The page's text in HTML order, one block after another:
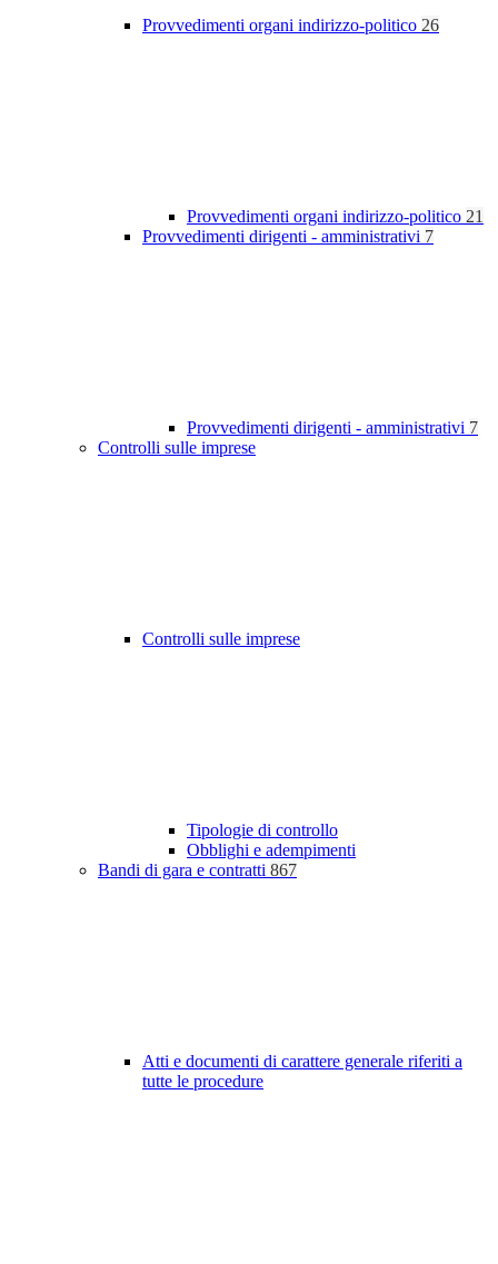
Provvedimenti organi indirizzo-politico 26
Provvedimenti organi indirizzo-politico 21
Provvedimenti dirigenti - amministrativi 7
Provvedimenti dirigenti - amministrativi 7
Controlli sulle imprese
Controlli sulle imprese
Tipologie di controllo
Obblighi e adempimenti
Bandi di gara e contratti 867
Atti e documenti di carattere generale riferiti a
tutte le procedure